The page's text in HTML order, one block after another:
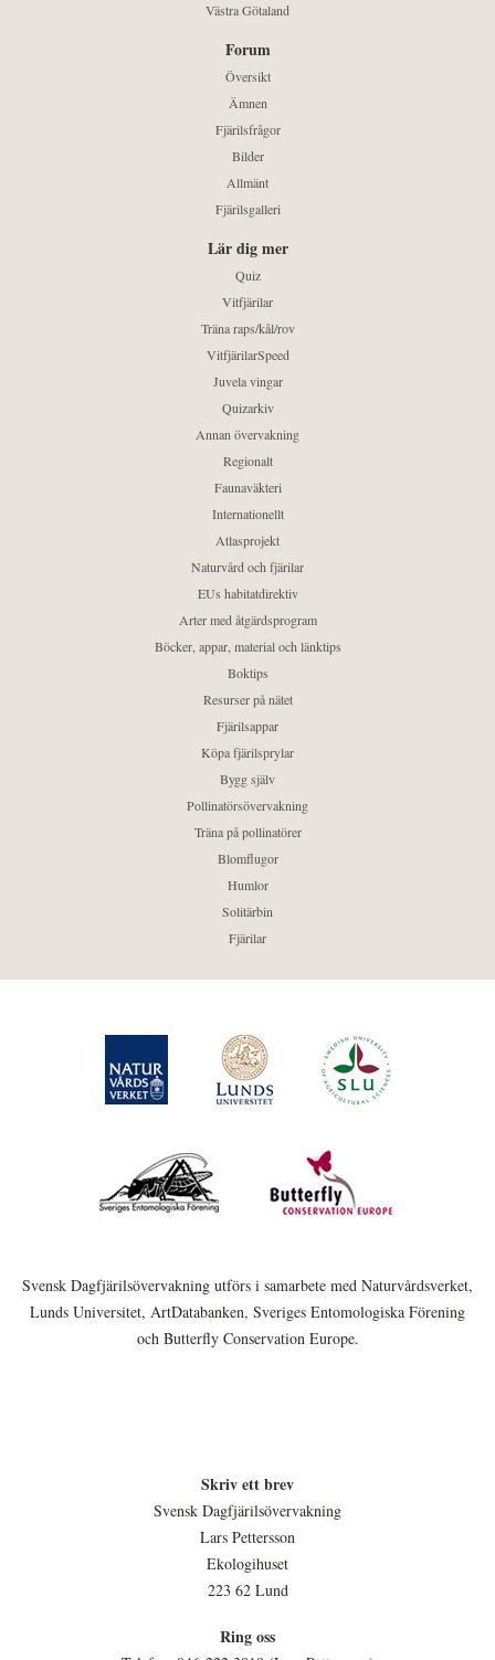
Västra Götaland
Forum
Översikt
Ämnen
Fjärilsfrågor
Bilder
Allmänt
Fjärilsgalleri
Lär dig mer
Quiz
Vitfjärilar
Träna raps/kål/rov
VitfjärilarSpeed
Juvela vingar
Quizarkiv
Annan övervakning
Regionalt
Faunaväkteri
Internationellt
Atlasprojekt
Naturvård och fjärilar
EUs habitatdirektiv
Arter med åtgärdsprogram
Böcker, appar, material och länktips
Boktips
Resurser på nätet
Fjärilsappar
Köpa fjärilsprylar
Bygg själv
Pollinatörsövervakning
Träna på pollinatörer
Blomflugor
Humlor
Solitärbin
Fjärilar
Svensk Dagfjärilsövervakning utförs i samarbete med Naturvårdsverket,
Lunds Universitet, ArtDatabanken, Sveriges Entomologiska Förening
och Butterfly Conservation Europe.
Skriv ett brev
Svensk Dagfjärilsövervakning
Lars Pettersson
Ekologihuset
223 62 Lund
Ring oss